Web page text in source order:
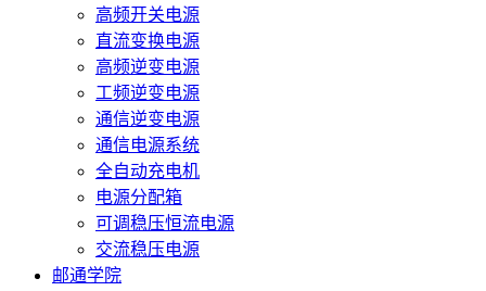
高频开关电源
直流变换电源
高频逆变电源
工频逆变电源
通信逆变电源
通信电源系统
全自动充电机
电源分配箱
可调稳压恒流电源
交流稳压电源
邮通学院